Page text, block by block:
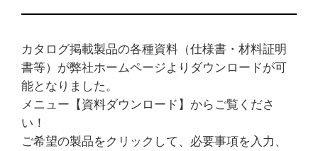
カタログ掲載製品の各種資料（仕様書・材料証明
書等）が弊社ホームページよりダウンロードが可
能となりました。
メニュー【資料ダウンロード】からご覧くださ
い！
ご希望の製品をクリックして、必要事項を入力、